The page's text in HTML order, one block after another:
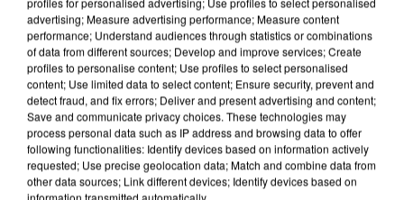
APRÈS TOUTES CES CANICULES, LES REFUGES
DE FAUNE SAUVAGE SONT...
advertising; Measure advertising performance; Measure content
performance; Understand audiences through statistics or combinations
of data from different sources; Develop and improve services; Create
profiles to personalise content; Use profiles to select personalised
content; Use limited data to select content; Ensure security, prevent and
detect fraud, and fix errors; Deliver and present advertising and content;
Save and communicate privacy choices. These technologies may
process personal data such as IP address and browsing data to offer
following functionalities: Identify devices based on information actively
requested; Use precise geolocation data; Match and combine data from
other data sources; Link different devices; Identify devices based on
information transmitted automatically.